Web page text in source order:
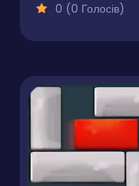
0 (0 Голосів)